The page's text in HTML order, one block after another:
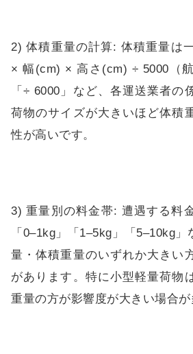
2) 体積重量の計算: 体積重量は
× 幅(cm) × 高さ(cm) ÷ 5000（
「÷ 6000」など、各運送業者の
荷物のサイズが大きいほど体積
性が高いです。
3) 重量別の料金帯: 遭遇する料
「0–1kg」「1–5kg」「5–10kg
量・体積重量のいずれか大きい
があります。特に小型軽量荷物
重量の方が影響度が大きい場合が